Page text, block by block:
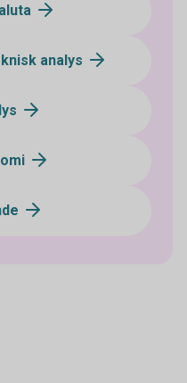
analys